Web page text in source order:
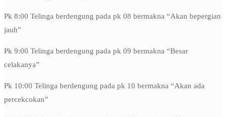
Pk 8:00 Telinga berdengung pada pk 08 bermakna “Akan bepergian
jauh”
Pk 9:00 Telinga berdengung pada pk 09 bermakna “Besar
celakanya”
Pk 10:00 Telinga berdengung pada pk 10 bermakna “Akan ada
percekcokan”